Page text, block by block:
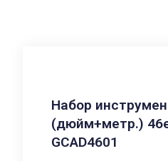
Набор
(дюйм+метр.)
GCAD4601